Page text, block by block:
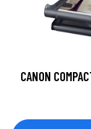
CANON